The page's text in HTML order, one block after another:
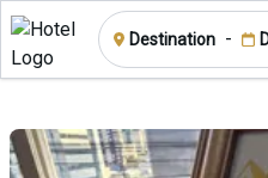
Destination -